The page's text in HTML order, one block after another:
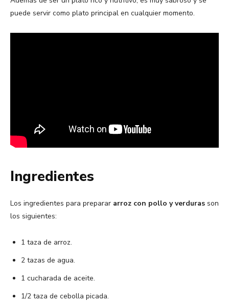
puede servir como plato principal en cualquier momento.
Ingredientes
Los ingredientes para preparar arroz con pollo y verduras son
los siguientes:
1 taza de arroz.
2 tazas de agua.
1 cucharada de aceite.
1/2 taza de cebolla picada.